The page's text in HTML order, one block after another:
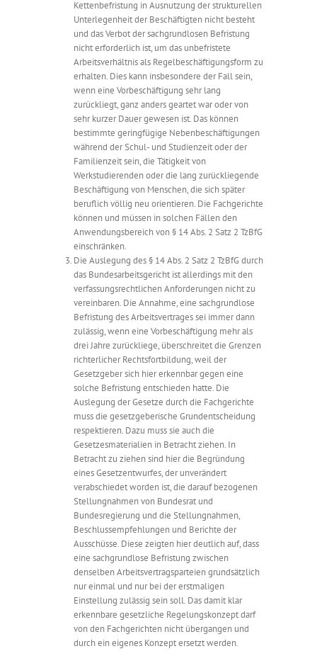
Kettenbefristung in Ausnutzung der strukturellen
Unterlegenheit der Beschäftigten nicht besteht
und das Verbot der sachgrundlosen Befristung
nicht erforderlich ist, um das unbefristete
Arbeitsverhältnis als Regelbeschäftigungsform zu
erhalten. Dies kann insbesondere der Fall sein,
wenn eine Vorbeschäftigung sehr lang
zurückliegt, ganz anders geartet war oder von
sehr kurzer Dauer gewesen ist. Das können
bestimmte geringfügige Nebenbeschäftigungen
während der Schul- und Studienzeit oder der
Familienzeit sein, die Tätigkeit von
Werkstudierenden oder die lang zurückliegende
Beschäftigung von Menschen, die sich später
beruflich völlig neu orientieren. Die Fachgerichte
können und müssen in solchen Fällen den
Anwendungsbereich von § 14 Abs. 2 Satz 2 TzBfG
einschränken.
Die Auslegung des § 14 Abs. 2 Satz 2 TzBfG durch
das Bundesarbeitsgericht ist allerdings mit den
verfassungsrechtlichen Anforderungen nicht zu
vereinbaren. Die Annahme, eine sachgrundlose
Befristung des Arbeitsvertrages sei immer dann
zulässig, wenn eine Vorbeschäftigung mehr als
drei Jahre zurückliege, überschreitet die Grenzen
richterlicher Rechtsfortbildung, weil der
Gesetzgeber sich hier erkennbar gegen eine
solche Befristung entschieden hatte. Die
Auslegung der Gesetze durch die Fachgerichte
muss die gesetzgeberische Grundentscheidung
respektieren. Dazu muss sie auch die
Gesetzesmaterialien in Betracht ziehen. In
Betracht zu ziehen sind hier die Begründung
eines Gesetzentwurfes, der unverändert
verabschiedet worden ist, die darauf bezogenen
Stellungnahmen von Bundesrat und
Bundesregierung und die Stellungnahmen,
Beschlussempfehlungen und Berichte der
Ausschüsse. Diese zeigten hier deutlich auf, dass
eine sachgrundlose Befristung zwischen
denselben Arbeitsvertragsparteien grundsätzlich
nur einmal und nur bei der erstmaligen
Einstellung zulässig sein soll. Das damit klar
erkennbare gesetzliche Regelungskonzept darf
von den Fachgerichten nicht übergangen und
durch ein eigenes Konzept ersetzt werden.